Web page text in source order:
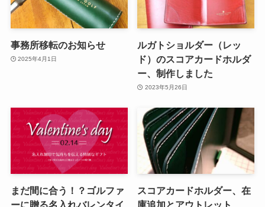
事務所移転のお知らせ
2025年4月1日
ルガトショルダー（レッ
ド）のスコアカードホルダ
ー、制作しました
2023年5月26日
まだ間に合う！？ゴルファ
ーに贈る名入れバレンタイ
スコアカードホルダー、在
庫追加とアウトレット